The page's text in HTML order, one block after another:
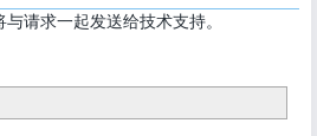
与请求一起发送给技术支持。